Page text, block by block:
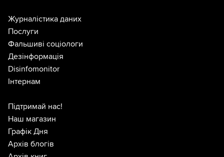
Журналістика даних
Послуги
Фальшиві соціологи
Дезінформація
Disinfomonitor
Інтернам
Підтримай нас!
Наш магазин
Графік Дня
Архів блогів